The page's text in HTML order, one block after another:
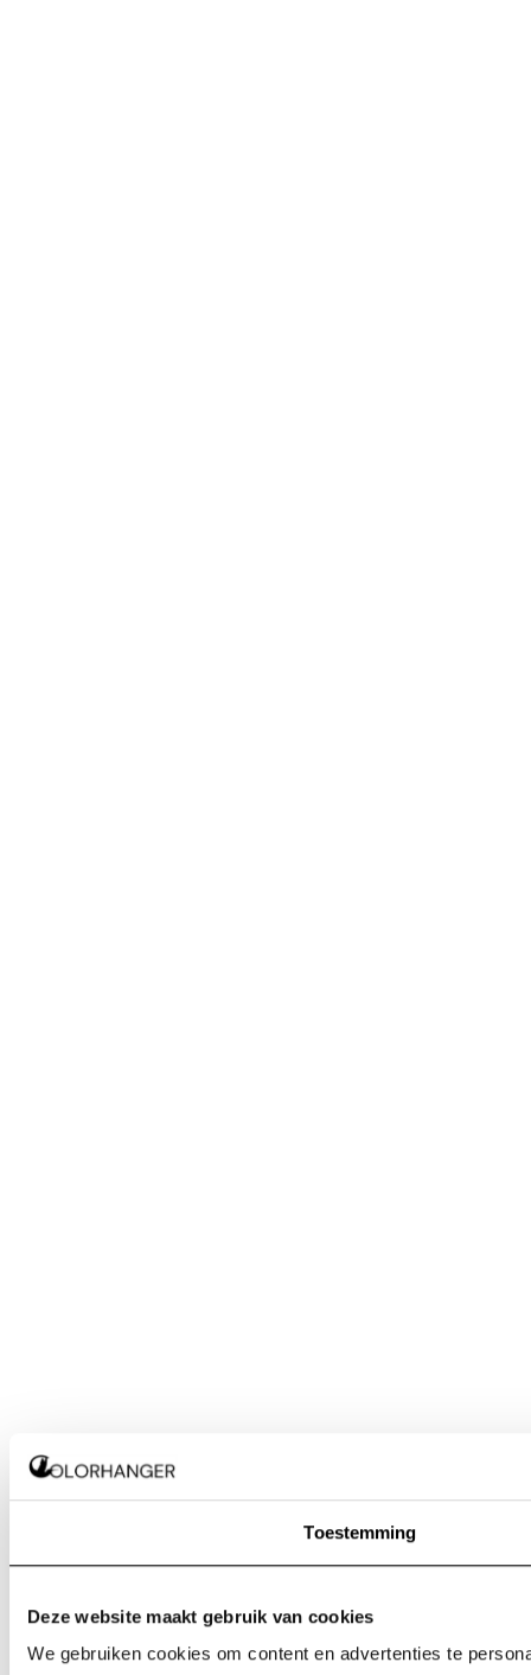
Toestemming
Deze website maakt gebruik van cookies
We gebruiken cookies om content en advertenties te